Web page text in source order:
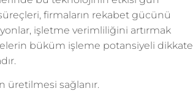
firmaların rekabet gücünü
işletme verimliliğini artırmak
büküm işleme potansiyeli dikkate
üretilmesi sağlanır.